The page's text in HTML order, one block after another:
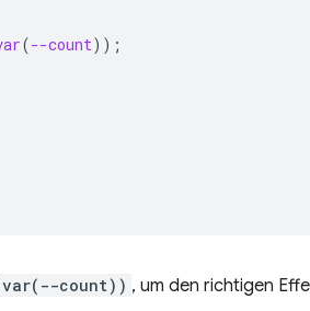
(--count));
count)) , um den richtigen